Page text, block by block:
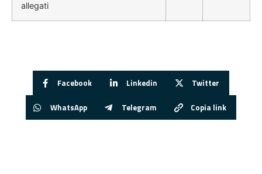
allegati
Facebook Linkedin Twitter
WhatsApp Telegram Copia link